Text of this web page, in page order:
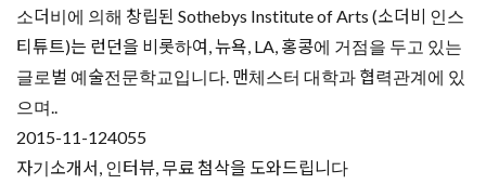
소더비에 의해 창립된 Sothebys Institute of Arts (소더비 인스
티튜트)는 런던을 비롯하여, 뉴욕, LA, 홍콩에 거점을 두고 있는
글로벌 예술전문학교입니다. 맨체스터 대학과 협력관계에 있
으며..
2015-11-124055
자기소개서, 인터뷰, 무료 첨삭을 도와드립니다